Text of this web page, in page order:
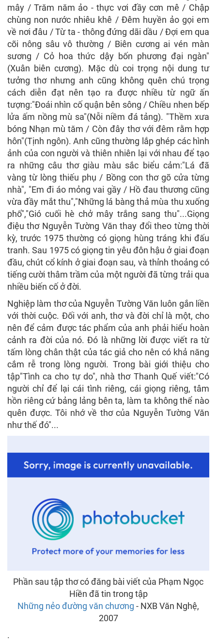
mây / Trăm năm ảo - thực vơi đầy cơn mê / Chập
chùng non nước nhiêu khê / Đêm huyền ảo gọi em
về nơi đâu / Từ ta - thông đứng dãi dầu / Đợi em qua
cõi nông sâu vô thường / Biên cương ai vén màn
sương / Cỏ hoa thức dậy bốn phương đại ngàn"
(Xuân biên cương). Mặc dù coi trọng nội dung tư
tưởng thơ nhưng anh cũng không quên chú trọng
cách diễn đạt nên tạo ra được nhiều từ ngữ ấn
tượng:"Đoái nhìn cố quận bên sông / Chiều nhen bếp
lửa ấm nồng mù sa"(Nỗi niềm đá tảng). "Thềm xưa
bóng Nhạn mù tăm / Còn đây thơ với đêm rằm hợp
hôn"(Tịnh ngôn). Anh cũng thường lắp ghép các hình
ảnh của con người và thiên nhiên lại với nhau để tạo
ra những câu thơ giàu màu sắc biểu cảm:"Lá đã
vàng từ lòng thiếu phụ / Bồng con thơ gõ cửa từng
nhà", "Em đi áo mỏng vai gầy / Hồ đau thương cũng
vừa đầy mắt thu","Những lá bàng thả mùa thu xuống
phố","Gió cuối hè chở mây trắng sang thu"...Giọng
điệu thơ Nguyễn Tường Văn thay đổi theo từng thời
kỳ, trước 1975 thường có giọng hùng tráng khi đấu
tranh. Sau 1975 có giọng tin yêu đôn hậu ở giai đoạn
đầu, chút cổ kính ở giai đoạn sau, và thỉnh thoảng có
tiếng cười thâm trầm của một người đã từng trải qua
nhiều biến cố ở đời.
Nghiệp làm thơ của Nguyễn Tường Văn luôn gắn liền
với thời cuộc. Đối với anh, thơ và đời chỉ là một, cho
nên để cảm được tác phẩm của anh phải hiểu hoàn
cảnh ra đời của nó. Đó là những lời được viết ra từ
tấm lòng chân thật của tác giả cho nên có khả năng
cắm rễ trong lòng người. Trong bài giới thiệu cho
tập"Tình ca cho tự do", nhà thơ Thanh Quế viết:"Có
người chỉ để lại cái tình riêng, cái giọng riêng, tâm
hồn riêng cứ bảng lảng bên ta, làm ta không thể nào
quên được. Tôi nhớ về thơ của Nguyễn Tường Văn
như thế đó"...
Phần sau tập thơ có đăng bài viết của Phạm Ngọc
Hiền đã tin trong tập
Những nẻo đường văn chương - NXB Văn Nghệ,
2007
.